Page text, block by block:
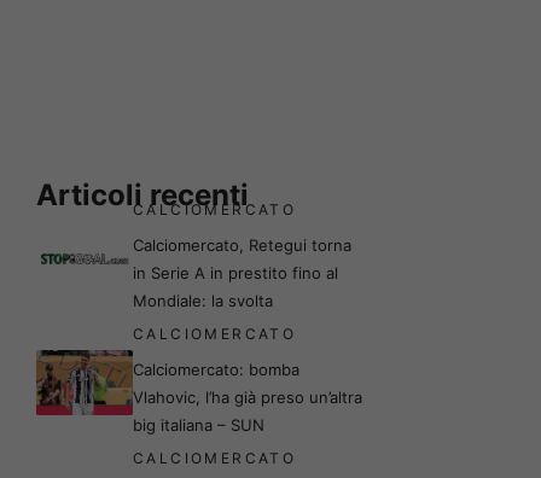
Articoli recenti
CALCIOMERCATO
Calciomercato, Retegui torna
in Serie A in prestito fino al
Mondiale: la svolta
CALCIOMERCATO
Calciomercato: bomba
Vlahovic, l’ha già preso un’altra
big italiana – SUN
CALCIOMERCATO